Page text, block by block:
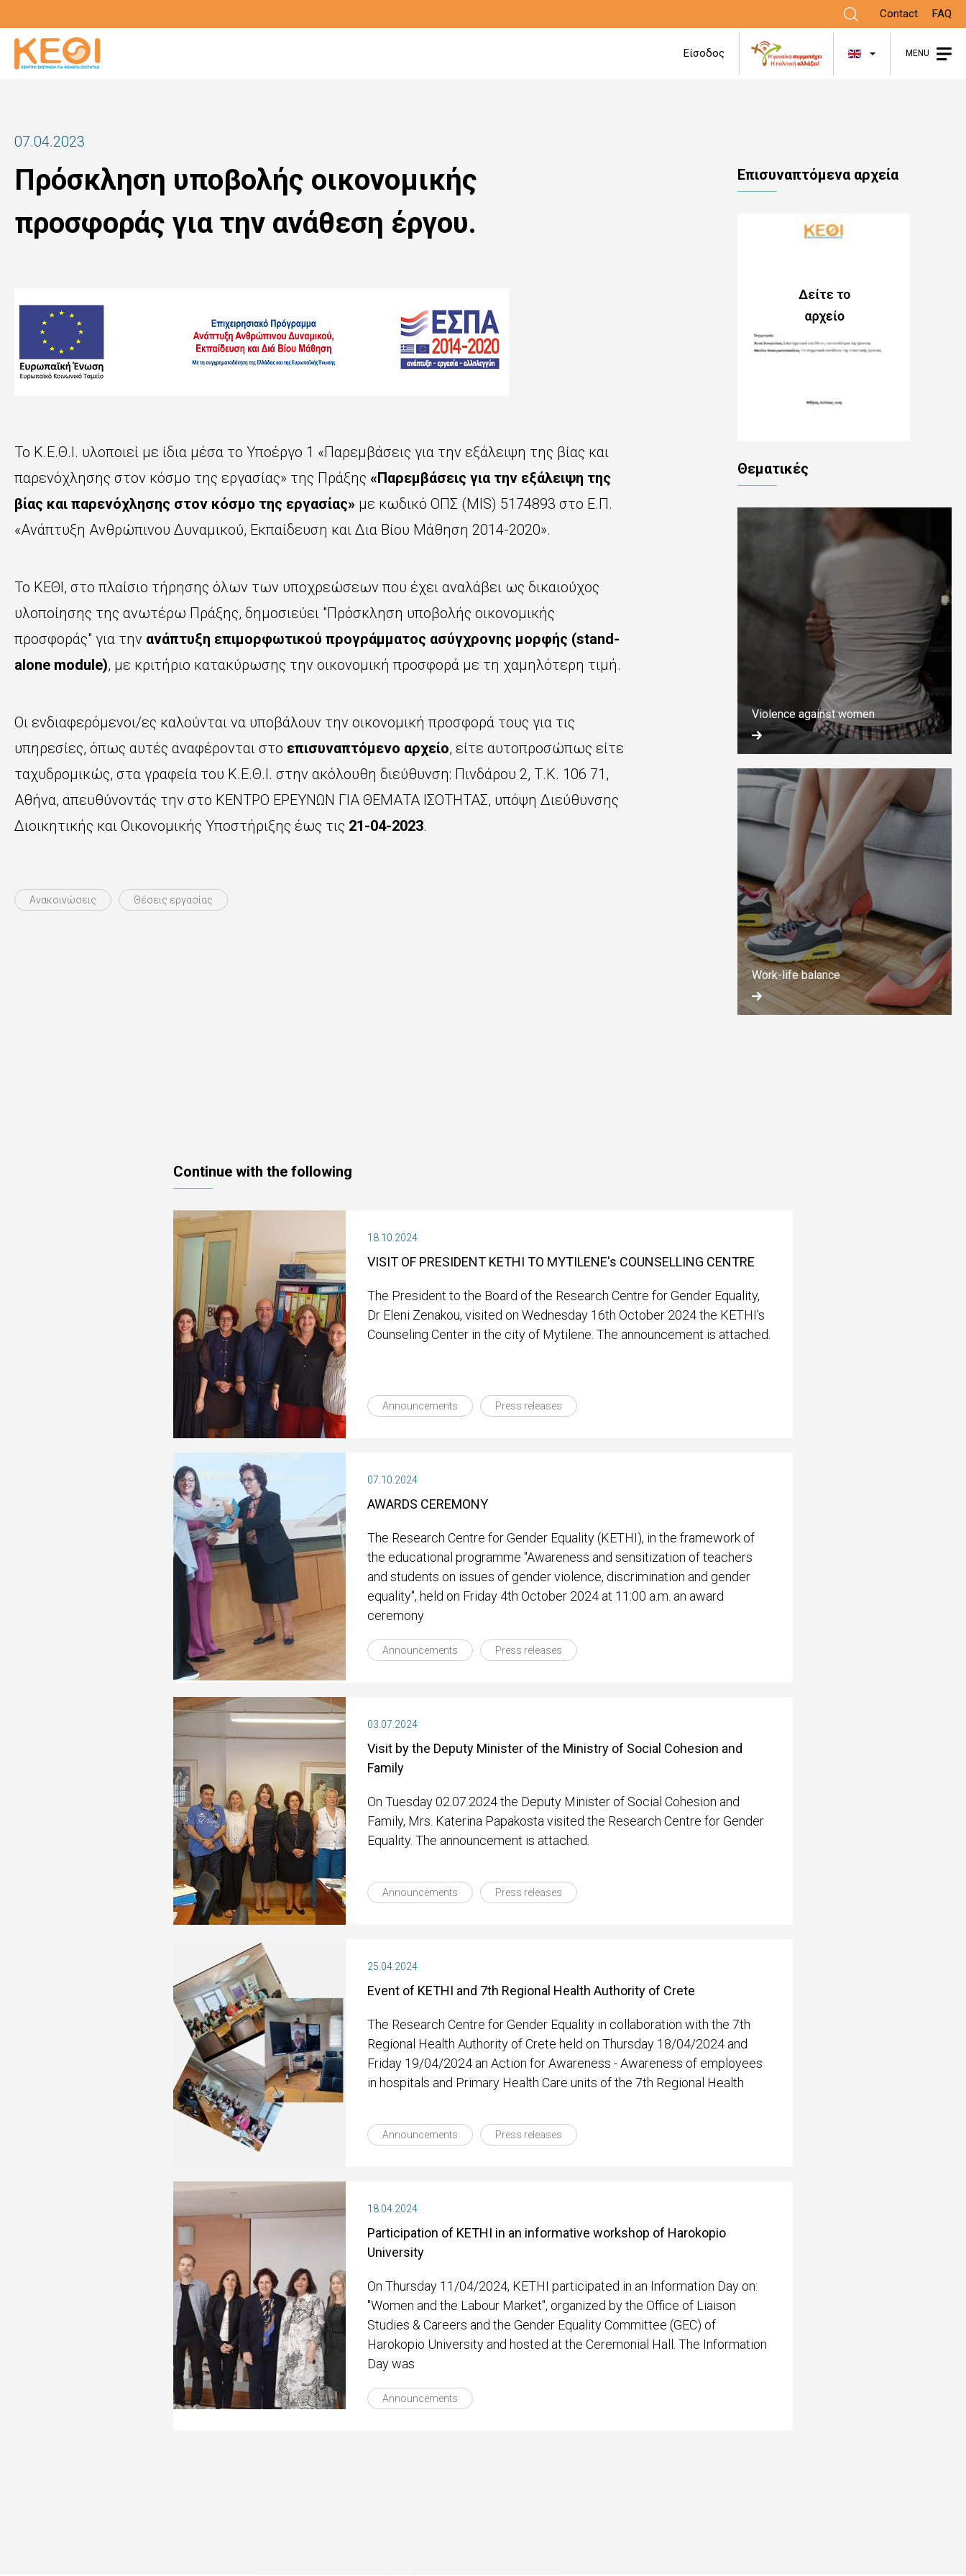
main
Contact FAQ
Είσοδος List additional
MENU
07.04.2023
Πρόσκληση υποβολής οικονομικής
προσφοράς για την ανάθεση έργου.
Το Κ.Ε.Θ.Ι. υλοποιεί με ίδια μέσα το Υποέργο 1 «Παρεμβάσεις για την εξάλειψη της βίας και
παρενόχλησης στον κόσμο της εργασίας» της Πράξης «Παρεμβάσεις για την εξάλειψη της
βίας και παρενόχλησης στον κόσμο της εργασίας» με κωδικό ΟΠΣ (MIS) 5174893 στο Ε.Π.
«Ανάπτυξη Ανθρώπινου Δυναμικού, Εκπαίδευση και Δια Βίου Μάθηση 2014-2020».
Το ΚΕΘΙ, στο πλαίσιο τήρησης όλων των υποχρεώσεων που έχει αναλάβει ως δικαιούχος
υλοποίησης της ανωτέρω Πράξης, δημοσιεύει "Πρόσκληση υποβολής οικονομικής
προσφοράς" για την ανάπτυξη επιμορφωτικού προγράμματος ασύγχρονης μορφής (stand-
alone module), με κριτήριο κατακύρωσης την οικονομική προσφορά με τη χαμηλότερη τιμή.
Οι ενδιαφερόμενοι/ες καλούνται να υποβάλουν την οικονομική προσφορά τους για τις
υπηρεσίες, όπως αυτές αναφέρονται στο επισυναπτόμενο αρχείο, είτε αυτοπροσώπως είτε
ταχυδρομικώς, στα γραφεία του Κ.Ε.Θ.Ι. στην ακόλουθη διεύθυνση: Πινδάρου 2, Τ.Κ. 106 71,
Αθήνα, απευθύνοντάς την στο ΚΕΝΤΡΟ ΕΡΕΥΝΩΝ ΓΙΑ ΘΕΜΑΤΑ ΙΣΟΤΗΤΑΣ, υπόψη Διεύθυνσης
Διοικητικής και Οικονομικής Υποστήριξης έως τις 21-04-2023.
Ανακοινώσεις Θέσεις εργασίας
Επισυναπτόμενα αρχεία
Θεματικές
Violence against women
Work-life balance
Continue with the following
18.10.2024
VISIT OF PRESIDENT KETHI TO MYTILENE's COUNSELLING CENTRE
The President to the Board of the Research Centre for Gender Equality,
Dr Eleni Zenakou, visited on Wednesday 16th October 2024 the KETHI's
Counseling Center in the city of Mytilene. The announcement is attached.
Announcements Press releases
07.10.2024
AWARDS CEREMONY
The Research Centre for Gender Equality (KETHI), in the framework of
the educational programme "Awareness and sensitization of teachers
and students on issues of gender violence, discrimination and gender
equality", held on Friday 4th October 2024 at 11:00 a.m. an award
ceremony
Announcements Press releases
03.07.2024
Visit by the Deputy Minister of the Ministry of Social Cohesion and
Family
On Tuesday 02.07.2024 the Deputy Minister of Social Cohesion and
Family, Mrs. Katerina Papakosta visited the Research Centre for Gender
Equality. The announcement is attached.
Announcements Press releases
25.04.2024
Event of KETHI and 7th Regional Health Authority of Crete
The Research Centre for Gender Equality in collaboration with the 7th
Regional Health Authority of Crete held on Thursday 18/04/2024 and
Friday 19/04/2024 an Action for Awareness - Awareness of employees
in hospitals and Primary Health Care units of the 7th Regional Health
Announcements Press releases
18.04.2024
Participation of KETHI in an informative workshop of Harokopio
University
On Thursday 11/04/2024, KETHI participated in an Information Day on:
"Women and the Labour Market", organized by the Office of Liaison
Studies & Careers and the Gender Equality Committee (GEC) of
Harokopio University and hosted at the Ceremonial Hall. The Information
Day was
Announcements